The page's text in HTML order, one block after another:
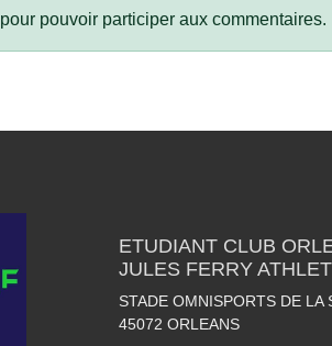
pour pouvoir participer aux commentaires.
ETUDIANT CLUB
JULES FERRY
STADE OMNISPORTS DE LA
45072 ORLEANS